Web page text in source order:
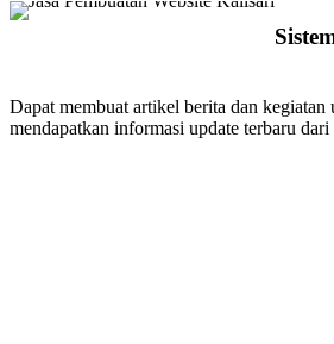
Dapat membuat artikel berita dan
mendapatkan informasi update terbaru